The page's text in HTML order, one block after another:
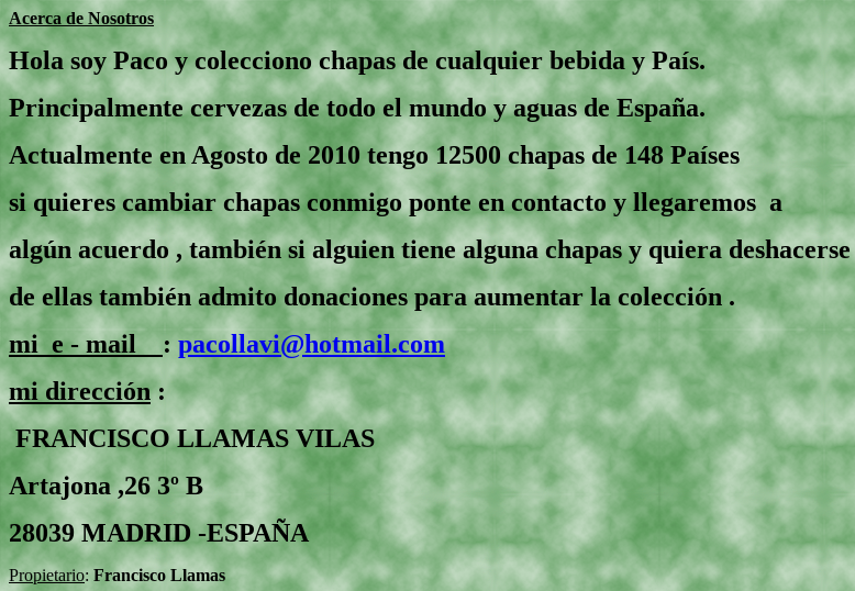
Acerca de Nosotros
Hola soy Paco y colecciono chapas de cualquier bebida y País.
Principalmente cervezas de todo el mundo y aguas de España.
Actualmente en Agosto de 2010 tengo 12500 chapas de 148 Países
si quieres cambiar chapas conmigo ponte en contacto y llegaremos a
algún acuerdo , también si alguien tiene alguna chapas y quiera deshacerse
de ellas también admito donaciones para aumentar la colección .
mi e - mail:pacollavi@hotmail.com
mi dirección:
FRANCISCO LLAMAS VILAS
Artajona ,26 3º B
28039 MADRID -ESPAÑA
Propietario: Francisco Llamas